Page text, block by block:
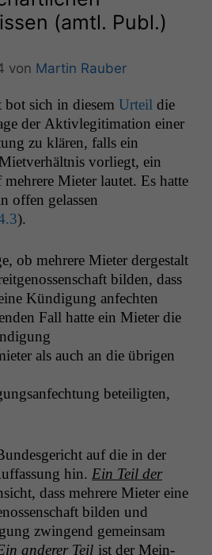
(amtl. Publ.)
von Martin Rauber
sich in diesem Urteil die
der Aktivle­git­i­ma­tion ein­er
zu klären, falls ein
vor­liegt, ein
Mieter lautet. Es hat­te
offen gelassen
).
ob mehrere Mieter dergestalt
bilden, dass
Kündi­gung anfecht­en
Fall hat­te ein Mieter die
als auch an die übri­gen
beteiligten,
auf die in der
hin. Ein Teil der
dass mehrere Mieter eine
bilden und
zwin­gend gemein­sam
ander­er Teil ist der Mei­n­